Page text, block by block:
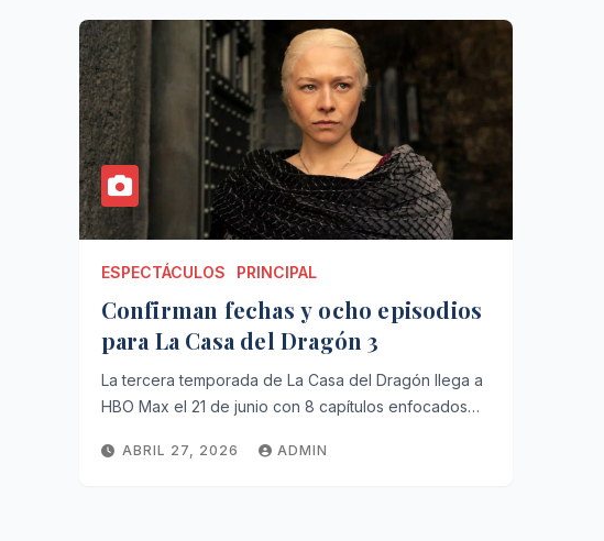
ESPECTÁCULOS PRINCIPAL
Confirman fechas y ocho episodios
para La Casa del Dragón 3
La tercera temporada de La Casa del Dragón llega a
HBO Max el 21 de junio con 8 capítulos enfocados…
ABRIL 27, 2026 ADMIN